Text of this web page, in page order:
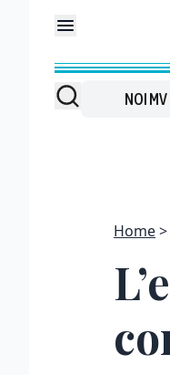
NOI MV
Home